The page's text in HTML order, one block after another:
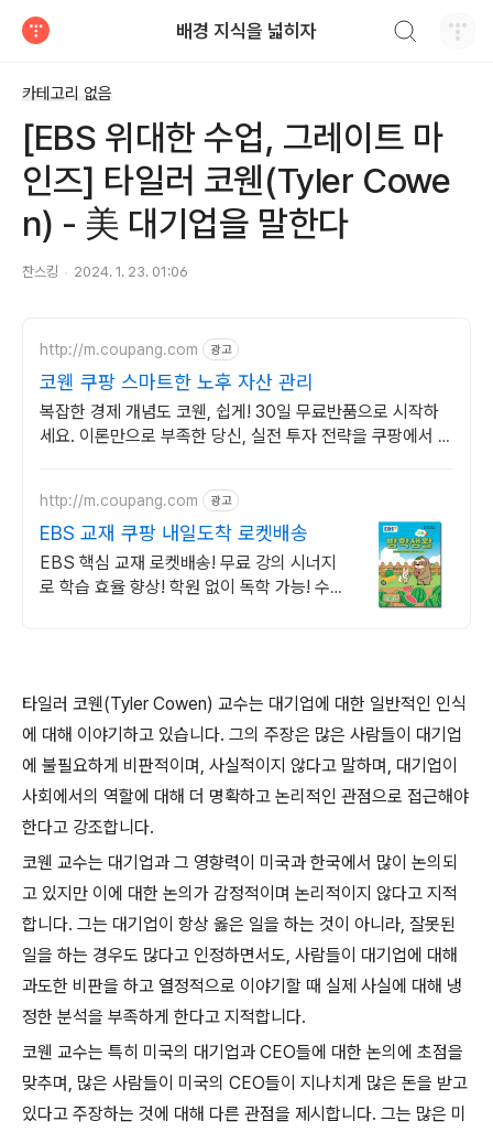
배경 지식을 넓히자
카테고리 없음
[EBS 위대한 수업, 그레이트 마
인즈] 타일러 코웬(Tyler Cowe
n) - 美 대기업을 말한다
찬스킹 2024. 1. 23. 01:06
http://m.coupang.com 광고
코웬 쿠팡 스마트한 노후 자산 관리
복잡한 경제 개념도 코웬, 쉽게! 30일 무료반품으로 시작하
세요. 이론만으로 부족한 당신, 실전 투자 전략을 쿠팡에서 바
http://m.coupang.com 광고
EBS 교재 쿠팡 내일도착 로켓배송
EBS 핵심 교재 로켓배송! 무료 강의 시너지
로 학습 효율 향상! 학원 없이 독학 가능! 수
타일러 코웬(Tyler Cowen) 교수는 대기업에 대한 일반적인 인식
에 대해 이야기하고 있습니다. 그의 주장은 많은 사람들이 대기업
에 불필요하게 비판적이며, 사실적이지 않다고 말하며, 대기업이
사회에서의 역할에 대해 더 명확하고 논리적인 관점으로 접근해야
한다고 강조합니다.
코웬 교수는 대기업과 그 영향력이 미국과 한국에서 많이 논의되
고 있지만 이에 대한 논의가 감정적이며 논리적이지 않다고 지적
합니다. 그는 대기업이 항상 옳은 일을 하는 것이 아니라, 잘못된
일을 하는 경우도 많다고 인정하면서도, 사람들이 대기업에 대해
과도한 비판을 하고 열정적으로 이야기할 때 실제 사실에 대해 냉
정한 분석을 부족하게 한다고 지적합니다.
코웬 교수는 특히 미국의 대기업과 CEO들에 대한 논의에 초점을
맞추며, 많은 사람들이 미국의 CEO들이 지나치게 많은 돈을 받고
있다고 주장하는 것에 대해 다른 관점을 제시합니다. 그는 많은 미